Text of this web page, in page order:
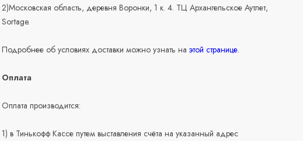
2)Московская область, деревня Воронки, 1 к. 4. ТЦ Архангельское Аутлет,
Sortage.
Подробнее об условиях доставки можно узнать наэтой странице.
Оплата
Оплата производится:
1) в Тинькофф Кассе путем выставления счёта на указанный адрес